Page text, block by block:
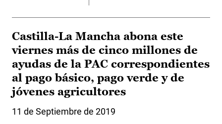
Castilla-La Mancha abona este
viernes más de cinco millones de
ayudas de la PAC correspondientes
al pago básico, pago verde y de
jóvenes agricultores
11 de Septiembre de 2019